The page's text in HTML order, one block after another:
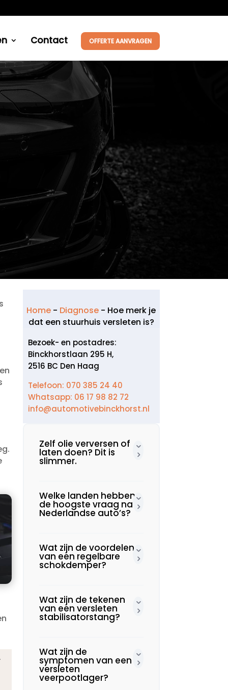
Contact OFFERTE AANVRAGEN
Home - Diagnose - Hoe merk je
dat een stuurhuis versleten is?
Bezoek- en postadres:
Binckhorstlaan 295 H,
2516 BC Den Haag
Telefoon: 070 385 24 40
Whatsapp: 06 17 98 82 72
info@automotivebinckhorst.nl
Zelf olie verversen of
laten doen? Dit is
slimmer.​
Welke landen hebben
de hoogste vraag naar
Nederlandse auto’s?
Wat zijn de voordelen
van een regelbare
schokdemper?
Wat zijn de tekenen
van een versleten
stabilisatorstang?
Wat zijn de
symptomen van een
versleten
veerpootlager?